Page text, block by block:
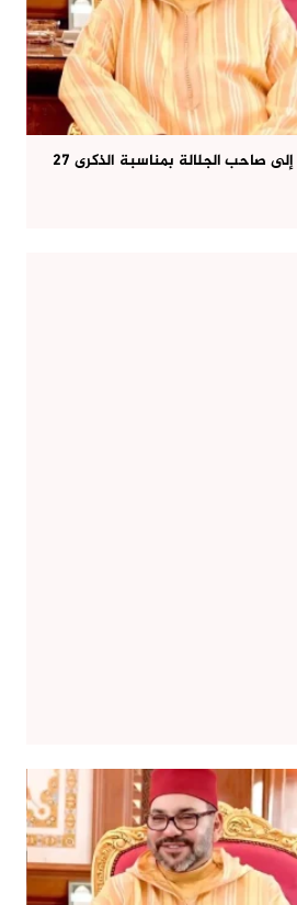
تهنئة حسن التازي شلال إلى صاحب الجلالة بمناسبة الذكرى 27